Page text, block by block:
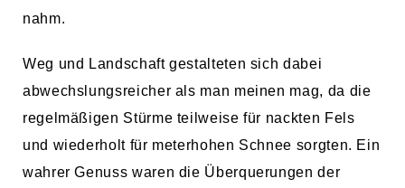
nahm.
Weg und Landschaft gestalteten sich dabei
abwechslungsreicher als man meinen mag, da die
regelmäßigen Stürme teilweise für nackten Fels
und wiederholt für meterhohen Schnee sorgten. Ein
wahrer Genuss waren die Überquerungen der